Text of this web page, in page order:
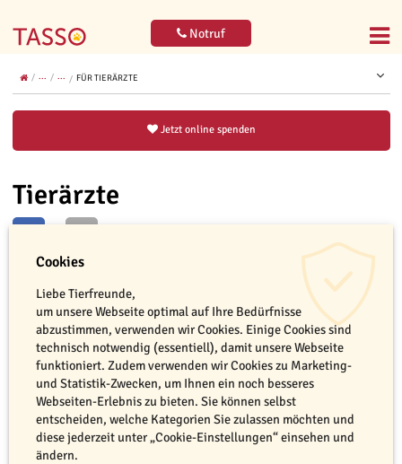
Notruf
... ... FÜR TIERÄRZTE
Jetzt online spenden
Tierärzte
Jetzt bestellen
Willkommen auf den Bestellseiten für Tierärzte. Schön, dass Sie sich
für unsere Arbeit interessieren. Wir bieten Ihnen eine Vielzahl an
unentgeltlichen Materialien zu den unterschiedlichsten Themen an –
von Anträgen zur Registrierung bei TASSO, nachdem Sie Ihren
tierischen Patienten gekennzeichnet haben, bis hin zu Infomaterial
zu unseren Aktionen und Kampagnen.
Cookies
Liebe Tierfreunde,
um unsere Webseite optimal auf Ihre Bedürfnisse
abzustimmen, verwenden wir Cookies. Einige Cookies sind
technisch notwendig (essentiell), damit unsere Webseite
funktioniert. Zudem verwenden wir Cookies zu Marketing-
und Statistik-Zwecken, um Ihnen ein noch besseres
Webseiten-Erlebnis zu bieten. Sie können selbst
entscheiden, welche Kategorien Sie zulassen möchten und
diese jederzeit unter „Cookie-Einstellungen“ einsehen und
ändern.